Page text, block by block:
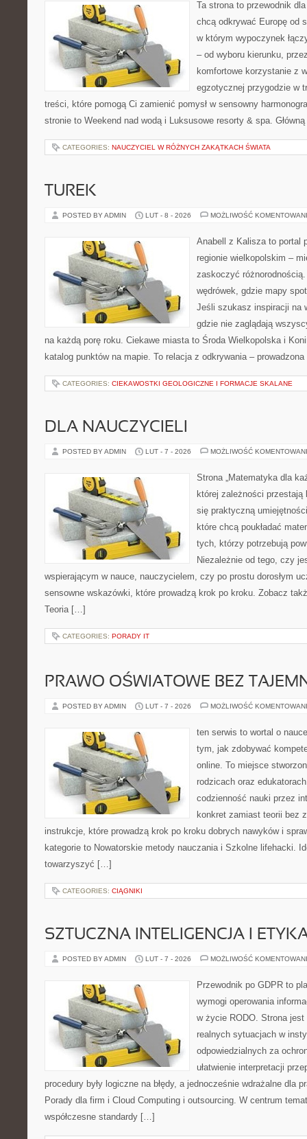
Ta strona to przewodnik
chcą odkrywać Europę od
w którym wypoczynek
– od wyboru kierunku,
komfortowe korzystanie z
egzotycznej przygodzie w
treści, które pomogą Ci zamienić pomysł w sensowny
stronie to Weekend nad wodą i Luksusowe resorty & spa.
CATEGORIES: NAUCZYCIEL W RÓŻNYCH ZAKĄTKACH ŚWIATA
TUREK
POSTED BY ADMIN LUT - 8 - 2026 MOŻLIWOŚĆ
Anabell z Kalisza to portal
regionie wielkopolskim –
zaskoczyć
wędrówek, gdzie mapy
Jeśli szukasz inspiracji na
gdzie nie zaglądają
na każdą porę roku. Ciekawe miasta to Środa Wielkopolska i
katalog punktów na mapie. To relacja z odkrywania –
CATEGORIES: CIEKAWOSTKI GEOLOGICZNE I FORMACJE SKALANE
DLA NAUCZYCIELI
POSTED BY ADMIN LUT - 7 - 2026 MOŻLIWOŚĆ
Strona „Matematyka dla
której zależności
się praktyczną
które chcą poukładać
tych, którzy potrzebują
Niezależnie od tego, czy
wspierającym w nauce, nauczycielem, czy po prostu dorosłym
sensowne wskazówki, które prowadzą krok po kroku. Zobacz
Teoria […]
CATEGORIES: PORADY IT
PRAWO OŚWIATOWE BEZ
POSTED BY ADMIN LUT - 7 - 2026 MOŻLIWOŚĆ
ten serwis to wortal o
tym, jak zdobywać
online. To miejsce
rodzicach oraz
codzienność nauki przez
konkret zamiast teorii bez
instrukcje, które prowadzą krok po kroku dobrych nawyków i
kategorie to Nowatorskie metody nauczania i Szkolne lifehacki.
towarzyszyć […]
CATEGORIES: CIĄGNIKI
SZTUCZNA INTELIGENCJA I
POSTED BY ADMIN LUT - 7 - 2026 MOŻLIWOŚĆ
Przewodnik po GDPR to
wymogi operowania
w życie RODO. Strona
realnych sytuacjach w
odpowiedzialnych za
ułatwienie interpretacji
procedury były logiczne na błędy, a jednocześnie wdrażalne dla
Porady dla firm i Cloud Computing i outsourcing. W centrum
współczesne standardy […]